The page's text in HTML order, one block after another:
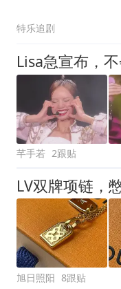
特乐追剧
芊手若 2跟贴
LV双牌项链，
旭日照阳 8跟贴